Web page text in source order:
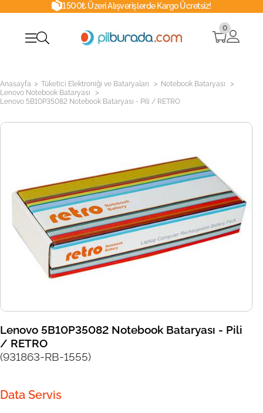
1500₺ Üzeri Alışverişlerde Kargo Ücretsiz!
0
Anasayfa > Tüketici Elektroniği ve Bataryaları > Notebook Bataryası >
Lenovo Notebook Bataryası >
Lenovo 5B10P35082 Notebook Bataryası - Pili / RETRO
Lenovo 5B10P35082 Notebook Bataryası - Pili
/ RETRO
(931863-RB-1555)
Data Servis